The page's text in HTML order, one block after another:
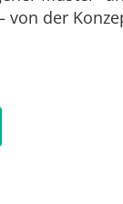
von der